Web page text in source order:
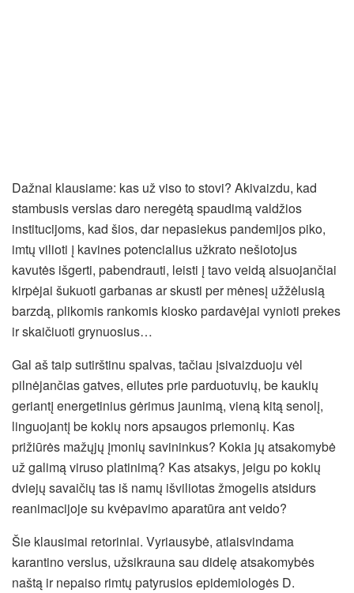
Dažnai klausiame: kas už viso to stovi? Akivaizdu, kad
stambusis verslas daro neregėtą spaudimą valdžios
institucijoms, kad šios, dar nepasiekus pandemijos piko,
imtų vilioti į kavines potencialius užkrato nešiotojus
kavutės išgerti, pabendrauti, leisti į tavo veidą alsuojančiai
kirpėjai šukuoti garbanas ar skusti per mėnesį užžėlusią
barzdą, plikomis rankomis kiosko pardavėjai vynioti prekes
ir skaičiuoti grynuosius…
Gal aš taip sutirštinu spalvas, tačiau įsivaizduoju vėl
pilnėjančias gatves, eilutes prie parduotuvių, be kaukių
geriantį energetinius gėrimus jaunimą, vieną kitą senolį,
linguojantį be kokių nors apsaugos priemonių. Kas
prižiūrės mažųjų įmonių savininkus? Kokia jų atsakomybė
už galimą viruso platinimą? Kas atsakys, jeigu po kokių
dviejų savaičių tas iš namų išviliotas žmogelis atsidurs
reanimacijoje su kvėpavimo aparatūra ant veido?
Šie klausimai retoriniai. Vyriausybė, atlaisvindama
karantino verslus, užsikrauna sau didelę atsakomybės
naštą ir nepaiso rimtų patyrusios epidemiologės D.